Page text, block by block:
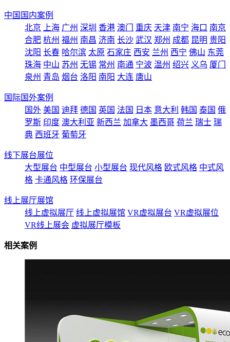
中国国内案例
北京
上海 广州 深圳 香港 澳门 重庆 天津 南宁 海口 南京
合肥 杭州 福州 南昌 济南 长沙 武汉 郑州 成都 昆明 贵阳
沈阳 长春 哈尔滨 太原 石家庄 西安 兰州 西宁 佛山 东莞
珠海 中山 苏州 无锡 常州 南通 宁波 温州 绍兴 义乌 厦门
泉州 青岛 烟台 洛阳 南阳 大连 唐山
国际国外案例
国外 美国 迪拜 德国 英国 法国 日本 意大利 韩国 泰国 俄
罗斯 印度 澳大利亚 新西兰 加拿大 墨西哥 荷兰 瑞士 瑞
典 西班牙 葡萄牙
线下展台展位
大型展台 中型展台 小型展台 现代风格 欧式风格 中式风
格 卡通风格 环保展台
线上展厅展馆
线上虚拟展厅 线上虚拟展馆 VR虚拟展台 VR虚拟展位
VR线上展会 虚拟展厅模板
相关案例